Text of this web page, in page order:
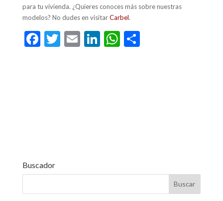
para tu vivienda. ¿Quieres conoces más sobre nuestras
modelos? No dudes en visitarCarbel.
F T E Li WC
Buscador